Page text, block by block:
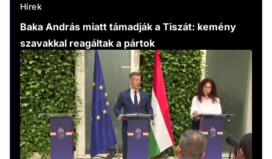
Hírek
Baka András miatt támadják a Tiszát: kemény
szavakkal reagáltak a pártok